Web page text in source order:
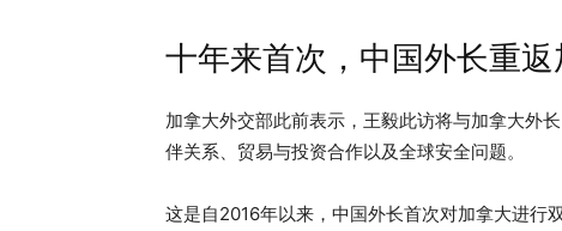
十年来首次，中国外长重返
加拿大外交部此前表示，王毅此访将与加拿大外
伴关系、贸易与投资合作以及全球安全问题。
这是自2016年以来，中国外长首次对加拿大进行